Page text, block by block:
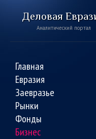
Деловая
Аналитический портал
Главная
Евразия
Заевразье
Рынки
Фонды
Бизнес